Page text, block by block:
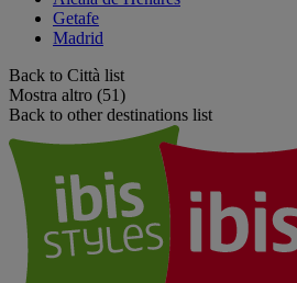
Getafe
Madrid
Back to Città list
Mostra altro (51)
Back to other destinations list